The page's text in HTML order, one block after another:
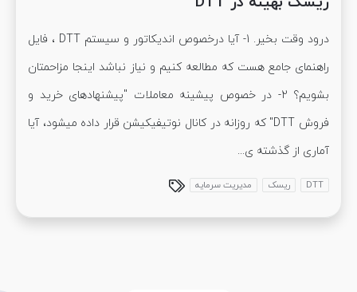
درود وقت بخیر. 1- آیا درخصوص اندیکاتور و سیستم DTT ، فایل
راهنمای جامع هست که مطالعه کنیم و نیاز نباشد اینجا مزاحمتان
بشویم؟ 2- در خصوص پیشینه معاملات "پیشنهادهای خرید و
فروش DTT" که روزانه در کانال نوتیفیکیشن قرار داده میشود، آیا
آماری از گذشته ی...
DTT ریسک مدیریت سرمایه